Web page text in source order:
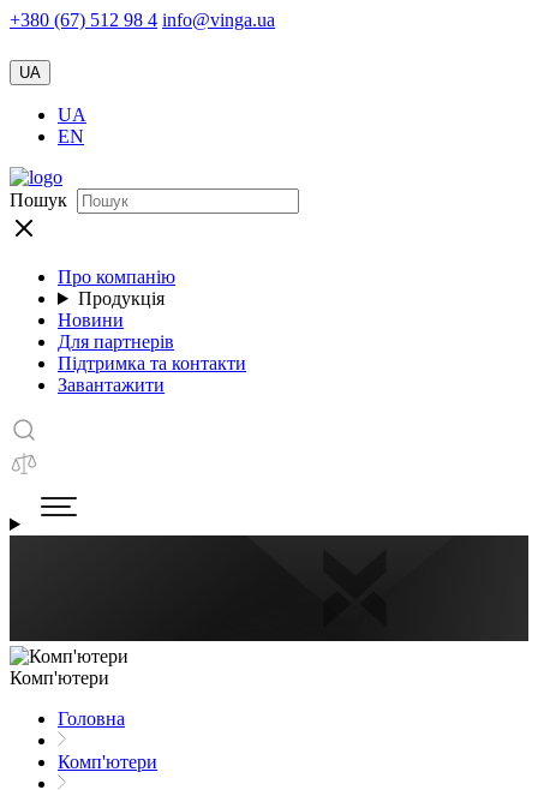
+380 (67) 512 98 4 info@vinga.ua
UA
UA
EN
Пошук
Про компанію
Продукція
Новини
Для партнерів
Підтримка та контакти
Завантажити
Комп'ютери
Головна
Комп'ютери